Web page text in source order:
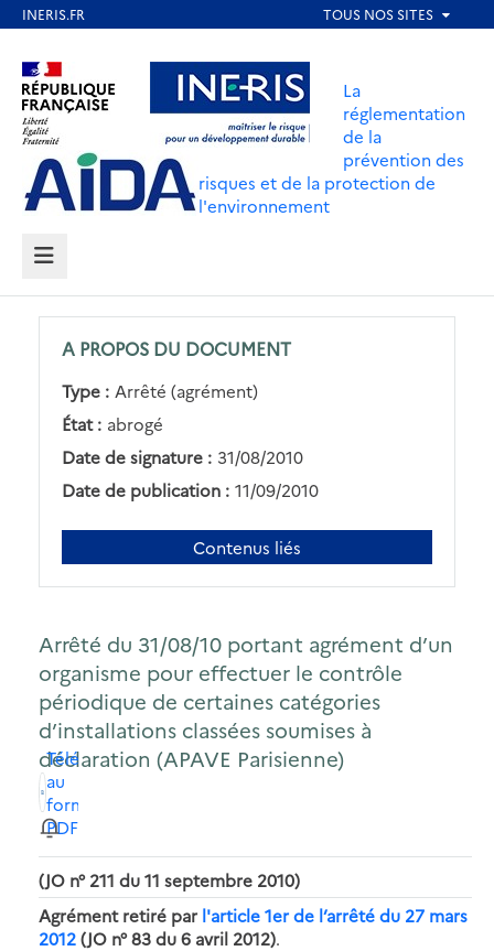
contenu
principal
Aller au contenu Aller au menu
Aller au pied de page
La
réglementation
de la
prévention des
risques et de la protection de
l'environnement
MENU
A PROPOS DU DOCUMENT
Type : Arrêté (agrément)
État : abrogé
Date de signature : 31/08/2010
Date de publication : 11/09/2010
Contenus liés
Arrêté du 31/08/10 portant agrément d’un
organisme pour effectuer le contrôle
périodique de certaines catégories
d’installations classées soumises à
déclaration (APAVE Parisienne)
Télécharger
au
format
PDF
(JO n° 211 du 11 septembre 2010)
Agrément retiré par l'article 1er de l’arrêté du 27 mars
2012(JO n° 83 du 6 avril 2012).